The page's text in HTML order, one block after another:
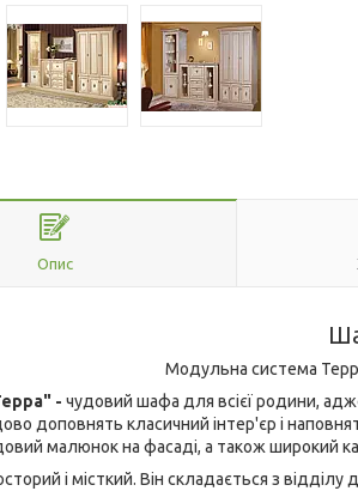
Опис
Модульна система
- чудовий шафа для всієї родини, адже
доповнять класичний інтер'єр і
малюнок на фасаді, а також широкий
і місткий. Він складається з відділу